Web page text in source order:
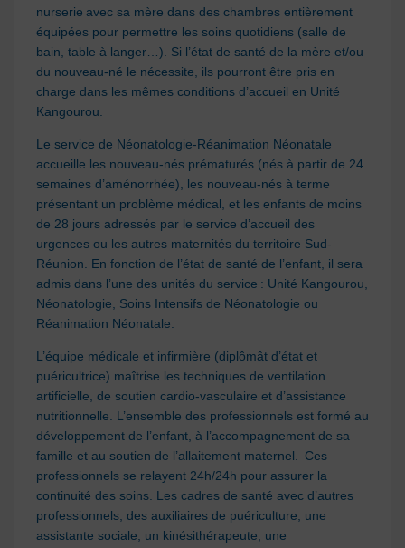
nurserie avec sa mère dans des chambres entièrement
équipées pour permettre les soins quotidiens (salle de
bain, table à langer…). Si l’état de santé de la mère et/ou
du nouveau-né le nécessite, ils pourront être pris en
charge dans les mêmes conditions d’accueil en Unité
Kangourou.
Le service de Néonatologie-Réanimation Néonatale
accueille les nouveau-nés prématurés (nés à partir de 24
semaines d’aménorrhée), les nouveau-nés à terme
présentant un problème médical, et les enfants de moins
de 28 jours adressés par le service d’accueil des
urgences ou les autres maternités du territoire Sud-
Réunion. En fonction de l’état de santé de l’enfant, il sera
admis dans l’une des unités du service : Unité Kangourou,
Néonatologie, Soins Intensifs de Néonatologie ou
Réanimation Néonatale.
L’équipe médicale et infirmière (diplômât d’état et
puéricultrice) maîtrise les techniques de ventilation
artificielle, de soutien cardio-vasculaire et d’assistance
nutritionnelle. L’ensemble des professionnels est formé au
développement de l’enfant, à l’accompagnement de sa
famille et au soutien de l’allaitement maternel. Ces
professionnels se relayent 24h/24h pour assurer la
continuité des soins. Les cadres de santé avec d’autres
professionnels, des auxiliaires de puériculture, une
assistante sociale, un kinésithérapeute, une